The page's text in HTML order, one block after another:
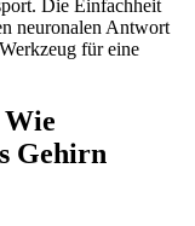
Die Einfachheit
neuronalen Antwort
für eine
Gehirn